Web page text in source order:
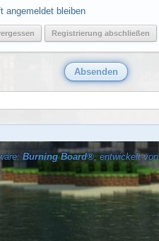
angemeldet bleiben
Registrierung abschließen
Burning Board®, entwickelt von